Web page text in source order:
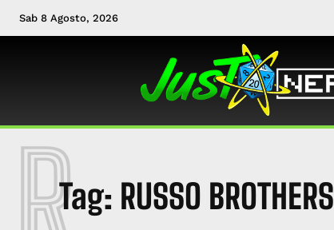
Sab 8 Agosto, 2026
Tag: RUSSO BROTHERS
R